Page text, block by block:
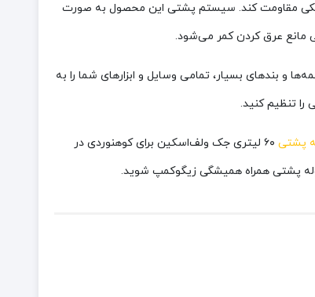
مقاومت کند. سیستم پشتی این محصول به صورت
مانع عرق کردن کمر می‌شود.
بسیار، تمامی وسایل و ابزارهای شما را به
تنظیم کنید.
پشتی
۶۰ لیتری جک‌ ولف‌اسکین برای کوهنوردی در
پشتی همراه همیشگی زیگوکمپ شوید.